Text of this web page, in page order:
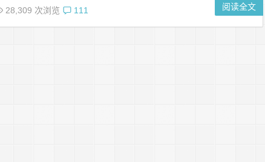
28,309 次浏览 111 阅读全文